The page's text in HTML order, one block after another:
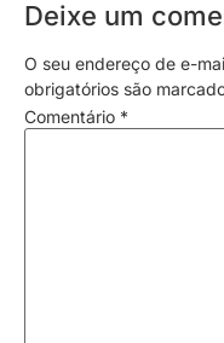
Deixe um
O seu endereço de e-
obrigatórios são
Comentário *